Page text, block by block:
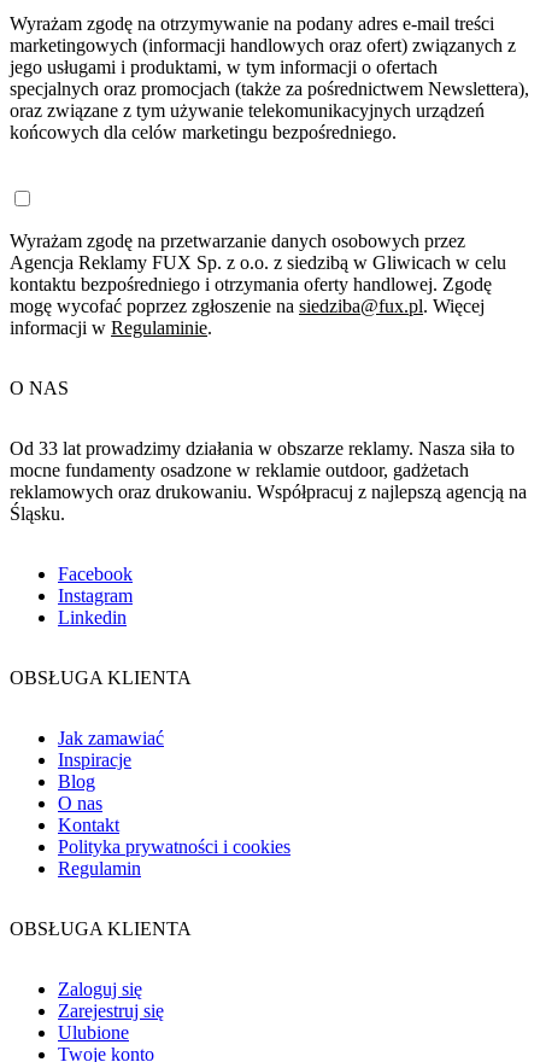
Wyrażam zgodę na otrzymywanie na podany adres e-mail treści
marketingowych (informacji handlowych oraz ofert) związanych z
jego usługami i produktami, w tym informacji o ofertach
specjalnych oraz promocjach (także za pośrednictwem Newslettera),
oraz związane z tym używanie telekomunikacyjnych urządzeń
końcowych dla celów marketingu bezpośredniego.
Wyrażam zgodę na przetwarzanie danych osobowych przez
Agencja Reklamy FUX Sp. z o.o. z siedzibą w Gliwicach w celu
kontaktu bezpośredniego i otrzymania oferty handlowej. Zgodę
mogę wycofać poprzez zgłoszenie na siedziba@fux.pl. Więcej
informacji w Regulaminie.
O NAS
Od 33 lat prowadzimy działania w obszarze reklamy. Nasza siła to
mocne fundamenty osadzone w reklamie outdoor, gadżetach
reklamowych oraz drukowaniu. Współpracuj z najlepszą agencją na
Śląsku.
Facebook
Instagram
Linkedin
OBSŁUGA KLIENTA
Jak zamawiać
Inspiracje
Blog
O nas
Kontakt
Polityka prywatności i cookies
Regulamin
OBSŁUGA KLIENTA
Zaloguj się
Zarejestruj się
Ulubione
Twoje konto